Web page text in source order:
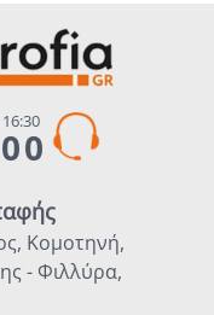
Κομοτηνή,
- Φιλλύρα,